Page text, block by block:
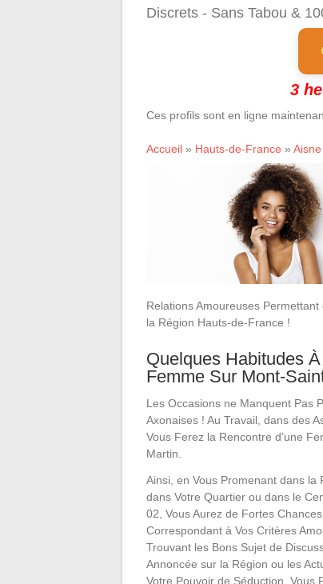
Discrets - Sans Tabou &
3
Ces profils sont en ligne
Accueil » Hauts-de-France » Aisne
Relations Amoureuses
la Région Hauts-de-France !
Quelques Habitudes
Femme Sur Mont-
Les Occasions ne Manquent Pas
Axonaises ! Au Travail, dans des
Vous Ferez la Rencontre d’une
Martin.
Ainsi, en Vous Promenant dans la
dans Votre Quartier ou dans le
02, Vous Aurez de Fortes
Correspondant à Vos Critères
Trouvant les Bons Sujet de
Annoncée sur la Région ou les
Votre Pouvoir de Séduction, Vous